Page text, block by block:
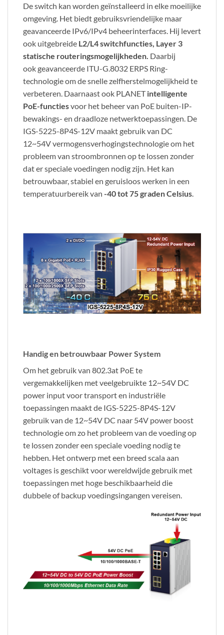
De switch kan worden geïnstalleerd in elke moeilijke
omgeving. Het biedt gebruiksvriendelijke maar
geavanceerde IPv6/IPv4 beheerinterfaces. Hij levert
ook uitgebreide L2/L4 switchfuncties, Layer 3
statische routeringsmogelijkheden. Daarbij
ook geavanceerde ITU-G.8032 ERPS Ring-
technologie om de snelle zelfherstelmogelijkheid te
verbeteren. Daarnaast ook PLANETintelligente
PoE-functiesvoor het beheer van PoE buiten-IP-
bewakings- en draadloze netwerktoepassingen. De
IGS-5225-8P4S-12V maakt gebruik van DC
12~54V vermogensverhogingstechnologie om het
probleem van stroombronnen op te lossen zonder
dat er speciale voedingen nodig zijn. Het kan
betrouwbaar, stabiel en geruisloos werken in een
temperatuurbereik van -40 tot 75 graden Celsius.
Handig en betrouwbaar Power System
Om het gebruik van 802.3at PoE te
vergemakkelijken met veelgebruikte 12~54V DC
power input voor transport en industriële
toepassingen maakt de IGS-5225-8P4S-12V
gebruik van de 12~54V DC naar 54V power boost
technologie om zo het probleem van de voeding op
te lossen zonder een speciale voeding nodig te
hebben. Het ontwerp met een breed scala aan
voltages is geschikt voor wereldwijde gebruik met
toepassingen met hoge beschikbaarheid die
dubbele of backup voedingsingangen vereisen.